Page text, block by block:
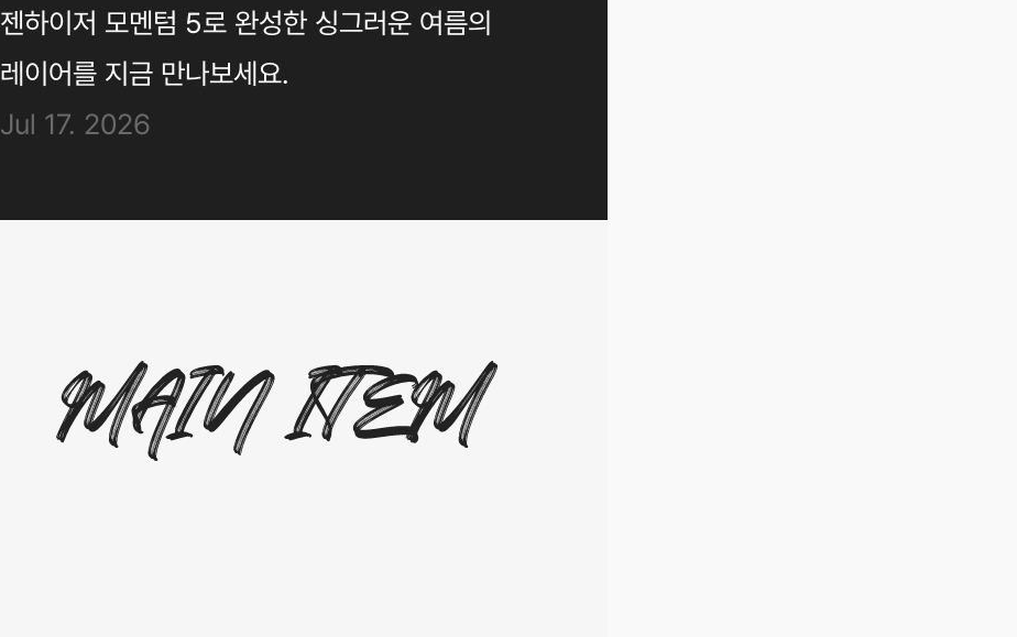
젠하이저 모멘텀 5로 완성한 싱그러운 여름의
레이어를 지금 만나보세요.
Jul 17. 2026